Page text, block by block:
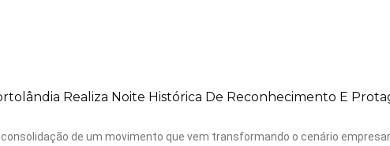
Realiza Noite Histórica De Reconhecimento E
de um movimento que vem transformando o cenário